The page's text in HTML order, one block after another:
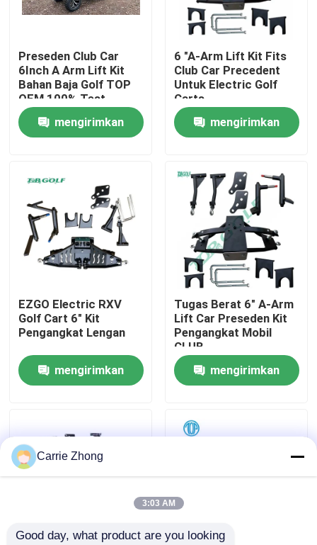
Rumah
Produk
Tentang kami
Tur Pabrik
Kontrol kualitas
Hubungi kami
Cermin Samping Kereta Golf
Dasbor Kereta Golf
Preseden Club Car
6Inch A Arm Lift Kit
Bahan Baja Golf TOP
OEM 100% Test
mengirimkan
6 "A-Arm Lift Kit Fits
Club Car Precedent
Untuk Electric Golf
Carts
mengirimkan
EZGO Electric RXV
Golf Cart 6" Kit
Pengangkat Lengan
mengirimkan
Tugas Berat 6" A-Arm
Lift Car Preseden Kit
Pengangkat Mobil
CLUB
mengirimkan
Carrie Zhong
3:03 AM
Good day, what product are you looking